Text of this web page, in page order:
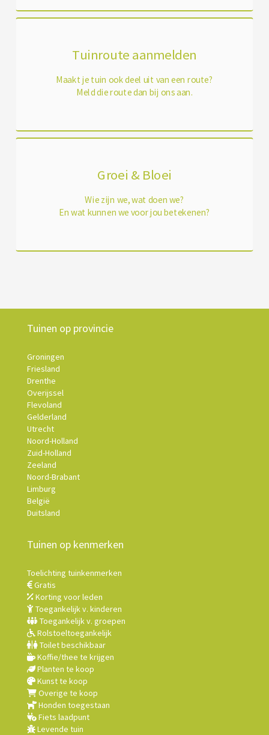
Tuinroute aanmelden
Maakt je tuin ook deel uit van een route?
Meld die route dan bij ons aan.
Groei & Bloei
Wie zijn we, wat doen we?
En wat kunnen we voor jou betekenen?
Tuinen op provincie
Groningen
Friesland
Drenthe
Overijssel
Flevoland
Gelderland
Utrecht
Noord-Holland
Zuid-Holland
Zeeland
Noord-Brabant
Limburg
België
Duitsland
Tuinen op kenmerken
Toelichting tuinkenmerken
Gratis
Korting voor leden
Toegankelijk v. kinderen
Toegankelijk v. groepen
Rolstoeltoegankelijk
Toilet beschikbaar
Koffie/thee te krijgen
Planten te koop
Kunst te koop
Overige te koop
Honden toegestaan
Fiets laadpunt
Levende tuin